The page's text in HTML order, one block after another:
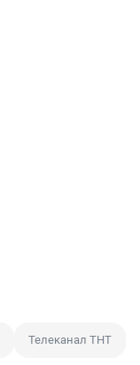
Телеканал ТНТ